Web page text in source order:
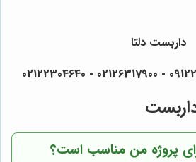
داربست دلتا
09122906799 -
پروژه من مناسب است؟